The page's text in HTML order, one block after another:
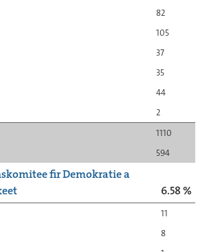
82
105
37
35
44
2
1110
594
fir Demokratie a
6.58 %
11
8